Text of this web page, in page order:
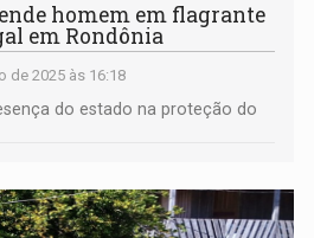
homem em flagrante
em Rondônia
de 2025 às 16:18
do estado na proteção do